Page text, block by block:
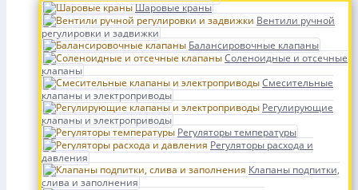
Шаровые краны
Вентили ручной
регулировки и задвижки
Балансировочные клапаны
Соленоидные и отсечные
клапаны
Смесительные
клапаны и электроприводы
Регулирующие
клапаны и электроприводы
Регуляторы температуры
Регуляторы расхода и
давления
Клапаны подпитки,
слива и заполнения